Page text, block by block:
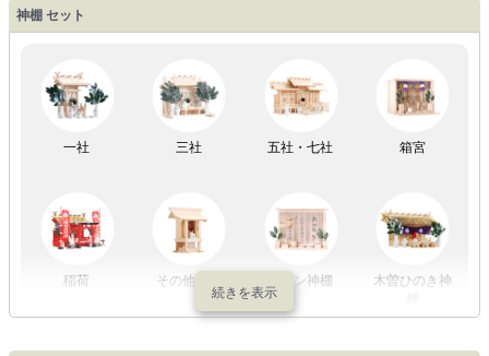
盆提灯一万円
以内
～2万円
～3万円
以上
神棚 セット
一社 三社 五社・七社 箱宮
稲荷 その他の社 モダン神棚
木曽ひのき神